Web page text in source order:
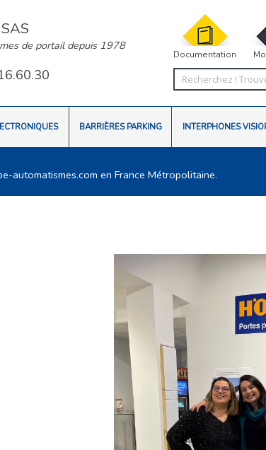
Documentation
de portail depuis 1978
BARRIÈRES PARKING INTERPHONES
automatismes.com en France Métropolitaine.